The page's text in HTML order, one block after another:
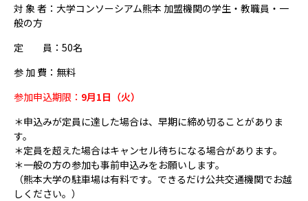
対 象 者：大学コンソーシアム熊本 加盟機関の学生・教職員・一
般の方
定 員：50名
参 加 費：無料
参加申込期限： 9月1日（火）
＊申込みが定員に達した場合は、早期に締め切ることがありま
す。
＊定員を超えた場合はキャンセル待ちになる場合があります。
＊一般の方の参加も事前申込みをお願いします。
（熊本大学の駐車場は有料です。できるだけ公共交通機関でお越
しください。）